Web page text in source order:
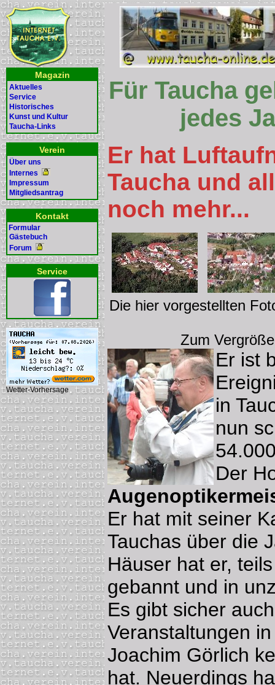
Magazin
Aktuelles
Service
Historisches
Kunst und Kultur
Taucha-Links
Verein
Über uns
Internes
Impressum
Mitgliedsantrag
Kontakt
Formular
Gästebuch
Forum
Service
Wetter-Vorhersage
Für Taucha
jedes
Er hat
Taucha und
noch mehr...
Die hier vorgestellten
Zum
Er ist
in
nun
Der
Er hat mit seiner
Tauchas über die
Häuser hat er,
gebannt und in
Es gibt sicher
Veranstaltungen
Joachim Görlich
hat. Neuerdings